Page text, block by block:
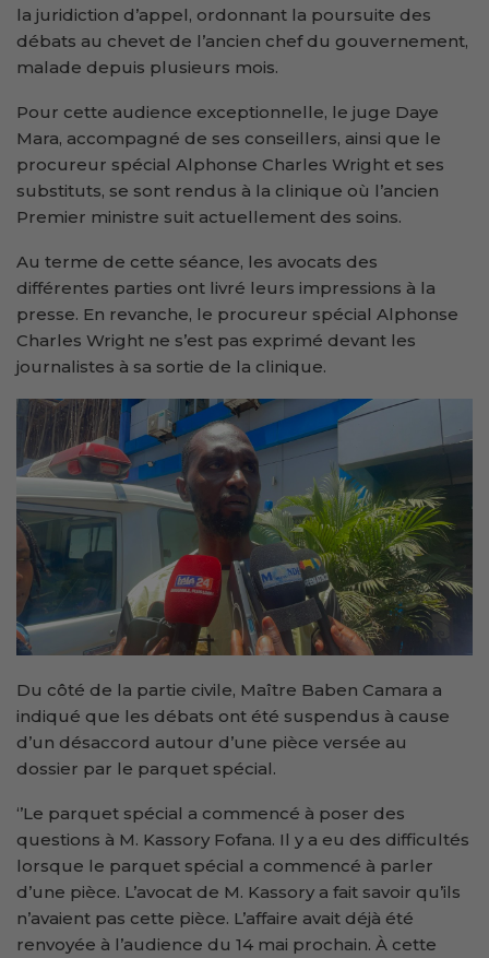
la juridiction d’appel, ordonnant la poursuite des
débats au chevet de l’ancien chef du gouvernement,
malade depuis plusieurs mois.
Pour cette audience exceptionnelle, le juge Daye
Mara, accompagné de ses conseillers, ainsi que le
procureur spécial Alphonse Charles Wright et ses
substituts, se sont rendus à la clinique où l’ancien
Premier ministre suit actuellement des soins.
Au terme de cette séance, les avocats des
différentes parties ont livré leurs impressions à la
presse. En revanche, le procureur spécial Alphonse
Charles Wright ne s’est pas exprimé devant les
journalistes à sa sortie de la clinique.
Du côté de la partie civile, Maître Baben Camara a
indiqué que les débats ont été suspendus à cause
d’un désaccord autour d’une pièce versée au
dossier par le parquet spécial.
‘’Le parquet spécial a commencé à poser des
questions à M. Kassory Fofana. Il y a eu des difficultés
lorsque le parquet spécial a commencé à parler
d’une pièce. L’avocat de M. Kassory a fait savoir qu’ils
n’avaient pas cette pièce. L’affaire avait déjà été
renvoyée à l’audience du 14 mai prochain. À cette